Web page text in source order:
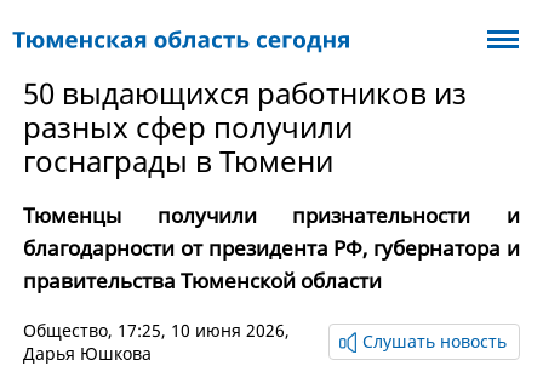
50 выдающихся работников из
разных сфер получили
госнаграды в Тюмени
Тюменцы получили признательности и
благодарности от президента РФ, губернатора и
правительства Тюменской области
Общество, 17:25, 10 июня 2026,
Дарья Юшкова
Слушать новость